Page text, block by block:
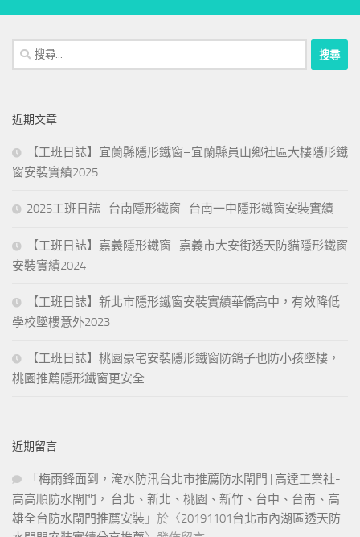
搜
尋
字:
近期文章
【工班日誌】宜蘭縣隱形鐵窗–宜蘭縣員山鄉社區大樓隱形鐵
窗安裝實績2025
2025工班日誌–台南隱形鐵窗–台南一中隱形鐵窗安裝實績
【工班日誌】嘉義隱形鐵窗–嘉義市大安街透天防貓隱形鐵窗
安裝實績2024
【工班日誌】新北市隱形鐵窗安裝實績華僑高中，有效降低
學校墜樓意外2023
【工班日誌】桃園豪宅安裝隱形鐵窗防鴿子也防小孩墜樓，
桃園推薦隱形鐵窗更安全
近期留言
「 梅雨鋒面到，淹水防汛台北市推薦防水閘門 | 高達工業社-
高高順防水閘門， 台北、新北、桃園、新竹、台中、台南、高
雄全台防水閘門推薦安裝 」於〈20191101台北市內湖區透天防